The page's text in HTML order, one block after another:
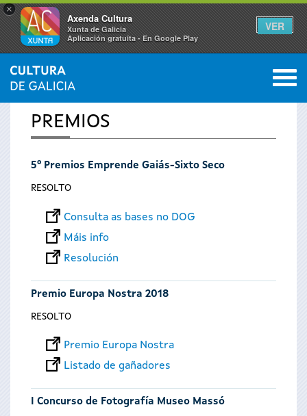
×
Axenda Cultura
Xunta de Galicia
Aplicación gratuíta - En Google Play
VER
Vostede
está
aquí
INICIO 0
PREMIOS
5º Premios Emprende Gaiás-Sixto Seco
RESOLTO
Consulta as bases no DOG
Máis info
Resolución
Premio Europa Nostra 2018
RESOLTO
Premio Europa Nostra
Listado de gañadores
I Concurso de Fotografía Museo Massó